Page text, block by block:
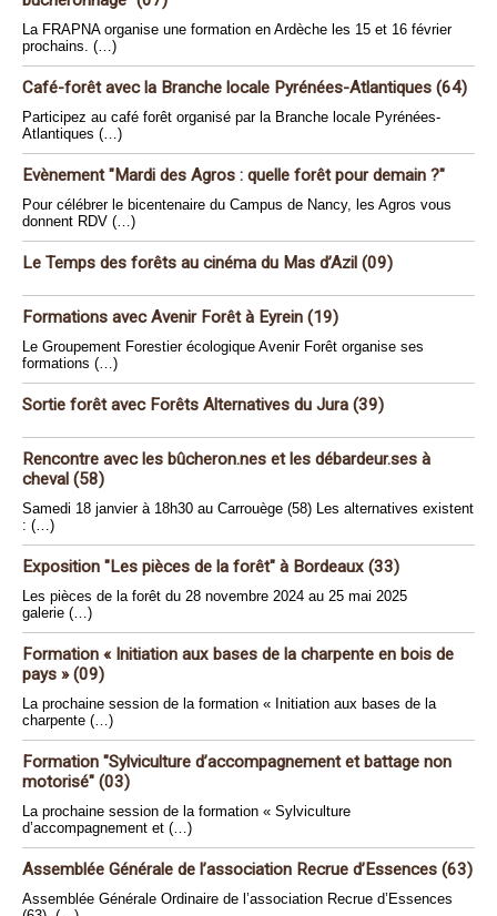
La FRAPNA organise une formation en Ardèche les 15 et 16 février
prochains. (…)
Café-forêt avec la Branche locale Pyrénées-Atlantiques (64)
Participez au café forêt organisé par la Branche locale Pyrénées-
Atlantiques (…)
Evènement "Mardi des Agros : quelle forêt pour demain ?"
Pour célébrer le bicentenaire du Campus de Nancy, les Agros vous
donnent RDV (…)
Le Temps des forêts au cinéma du Mas d’Azil (09)
Formations avec Avenir Forêt à Eyrein (19)
Le Groupement Forestier écologique Avenir Forêt organise ses
formations (…)
Sortie forêt avec Forêts Alternatives du Jura (39)
Rencontre avec les bûcheron.nes et les débardeur.ses à
cheval (58)
Samedi 18 janvier à 18h30 au Carrouège (58) Les alternatives existent
: (…)
Exposition "Les pièces de la forêt" à Bordeaux (33)
Les pièces de la forêt du 28 novembre 2024 au 25 mai 2025
galerie (…)
Formation « Initiation aux bases de la charpente en bois de
pays » (09)
La prochaine session de la formation « Initiation aux bases de la
charpente (…)
Formation "Sylviculture d’accompagnement et battage non
motorisé" (03)
La prochaine session de la formation « Sylviculture
d’accompagnement et (…)
Assemblée Générale de l’association Recrue d’Essences (63)
Assemblée Générale Ordinaire de l’association Recrue d’Essences